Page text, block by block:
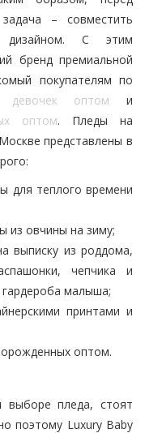
– совместить
дизайном. С этим
бренд премиальной
покупателям по
девочек оптом и
оптом. Пледы на
представлены в
для теплого времени
из овчины на зиму;
выписку из роддома,
чепчика и
гардероба малыша;
принтами и
оптом.
выборе пледа, стоят
поэтому Luxury Baby